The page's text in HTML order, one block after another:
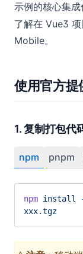
示例的核心集
了解在 Vue3
Mobile。
使用官方提
1. 复制打包代
npm pnpm
npm install
xxx.tgz